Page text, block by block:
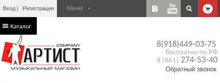
Вход Регистрация
8(918)449-03-75
бесплатно по РФ
8 (861) 274-53-40
Обратный звонок
Каталог